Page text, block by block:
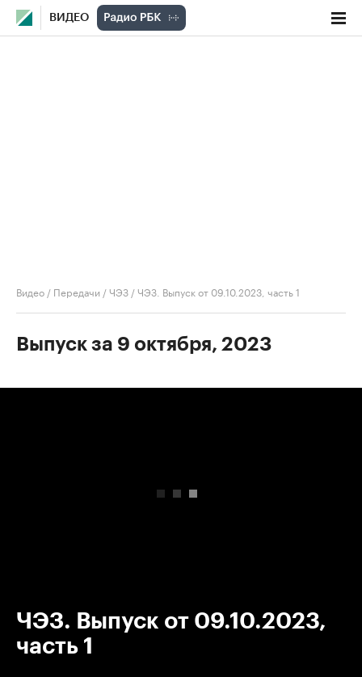
ВИДЕО
Видео / Передачи /ЧЭЗ /ЧЭЗ. Выпуск от 09.10.2023, часть 1
Выпуск за 9 октября, 2023
ЧЭЗ. Выпуск от 09.10.2023,
часть 1